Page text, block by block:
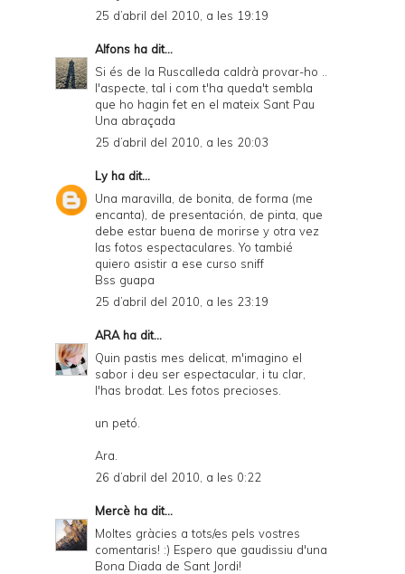
25 d’abril del 2010, a les 19:19
Alfons ha dit...
Si és de la Ruscalleda caldrà provar-ho ..
l'aspecte, tal i com t'ha queda't sembla
que ho hagin fet en el mateix Sant Pau
Una abraçada
25 d’abril del 2010, a les 20:03
Lyha dit...
Una maravilla, de bonita, de forma (me
encanta), de presentación, de pinta, que
debe estar buena de morirse y otra vez
las fotos espectaculares. Yo tambié
quiero asistir a ese curso sniff
Bss guapa
25 d’abril del 2010, a les 23:19
ARAha dit...
Quin pastis mes delicat, m'imagino el
sabor i deu ser espectacular, i tu clar,
l'has brodat. Les fotos precioses.
un petó.
Ara.
26 d’abril del 2010, a les 0:22
Mercè ha dit...
Moltes gràcies a tots/es pels vostres
comentaris! :) Espero que gaudissiu d'una
Bona Diada de Sant Jordi!